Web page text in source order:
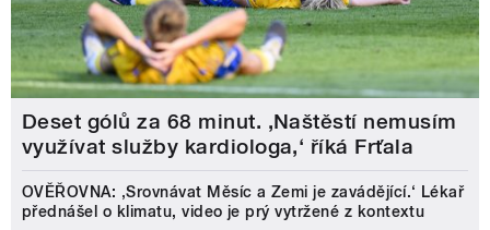
Deset gólů za 68 minut. ,Naštěstí nemusím
využívat služby kardiologa,‘ říká Frťala
OVĚŘOVNA: ‚Srovnávat Měsíc a Zemi je zavádějící.‘ Lékař
přednášel o klimatu, video je prý vytržené z kontextu